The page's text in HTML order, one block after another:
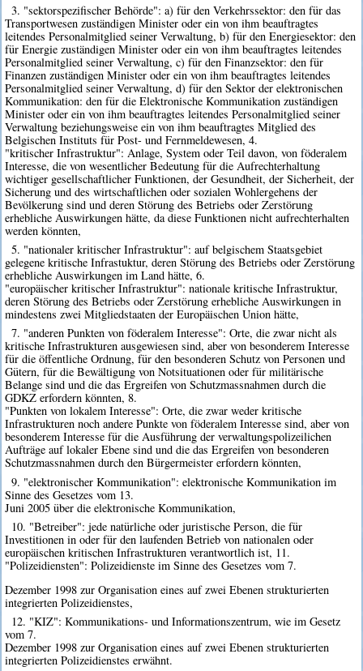
3. "sektorspezifischer Behörde": a) für den Verkehrssektor: den für das
Transportwesen zuständigen Minister oder ein von ihm beauftragtes
leitendes Personalmitglied seiner Verwaltung, b) für den Energiesektor: den
für Energie zuständigen Minister oder ein von ihm beauftragtes leitendes
Personalmitglied seiner Verwaltung, c) für den Finanzsektor: den für
Finanzen zuständigen Minister oder ein von ihm beauftragtes leitendes
Personalmitglied seiner Verwaltung, d) für den Sektor der elektronischen
Kommunikation: den für die Elektronische Kommunikation zuständigen
Minister oder ein von ihm beauftragtes leitendes Personalmitglied seiner
Verwaltung beziehungsweise ein von ihm beauftragtes Mitglied des
Belgischen Instituts für Post- und Fernmeldewesen, 4.
"kritischer Infrastruktur": Anlage, System oder Teil davon, von föderalem
Interesse, die von wesentlicher Bedeutung für die Aufrechterhaltung
wichtiger gesellschaftlicher Funktionen, der Gesundheit, der Sicherheit, der
Sicherung und des wirtschaftlichen oder sozialen Wohlergehens der
Bevölkerung sind und deren Störung des Betriebs oder Zerstörung
erhebliche Auswirkungen hätte, da diese Funktionen nicht aufrechterhalten
werden könnten,
5. "nationaler kritischer Infrastruktur": auf belgischem Staatsgebiet
gelegene kritische Infrastuktur, deren Störung des Betriebs oder Zerstörung
erhebliche Auswirkungen im Land hätte, 6.
"europäischer kritischer Infrastruktur": nationale kritische Infrastruktur,
deren Störung des Betriebs oder Zerstörung erhebliche Auswirkungen in
mindestens zwei Mitgliedstaaten der Europäischen Union hätte,
7. "anderen Punkten von föderalem Interesse": Orte, die zwar nicht als
kritische Infrastrukturen ausgewiesen sind, aber von besonderem Interesse
für die öffentliche Ordnung, für den besonderen Schutz von Personen und
Gütern, für die Bewältigung von Notsituationen oder für militärische
Belange sind und die das Ergreifen von Schutzmassnahmen durch die
GDKZ erfordern könnten, 8.
"Punkten von lokalem Interesse": Orte, die zwar weder kritische
Infrastrukturen noch andere Punkte von föderalem Interesse sind, aber von
besonderem Interesse für die Ausführung der verwaltungspolizeilichen
Aufträge auf lokaler Ebene sind und die das Ergreifen von besonderen
Schutzmassnahmen durch den Bürgermeister erfordern könnten,
9. "elektronischer Kommunikation": elektronische Kommunikation im
Sinne des Gesetzes vom 13.
Juni 2005 über die elektronische Kommunikation,
10. "Betreiber": jede natürliche oder juristische Person, die für
Investitionen in oder für den laufenden Betrieb von nationalen oder
europäischen kritischen Infrastrukturen verantwortlich ist, 11.
"Polizeidiensten": Polizeidienste im Sinne des Gesetzes vom 7.
Dezember 1998 zur Organisation eines auf zwei Ebenen strukturierten
integrierten Polizeidienstes,
12. "KIZ": Kommunikations- und Informationszentrum, wie im Gesetz
vom 7.
Dezember 1998 zur Organisation eines auf zwei Ebenen strukturierten
integrierten Polizeidienstes erwähnt.